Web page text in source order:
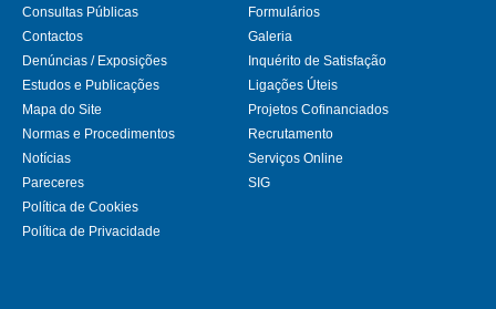
Consultas Públicas
Contactos
Denúncias / Exposições
Estudos e Publicações
Formulários
Galeria
Inquérito de Satisfação
Ligações Úteis
Mapa do Site
Normas e Procedimentos
Notícias
Pareceres
Política de Cookies
Política de Privacidade
Projetos Cofinanciados
Recrutamento
Serviços Online
SIG